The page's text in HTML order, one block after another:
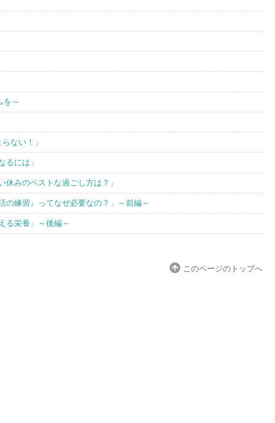
を～
ない！」
には」
みのベストな過ごし方は？」
練習』ってなぜ必要なの？」～前編～
る栄養」～後編～
このページのトップへ